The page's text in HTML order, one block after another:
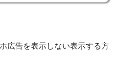
広告を表示しない表示する方